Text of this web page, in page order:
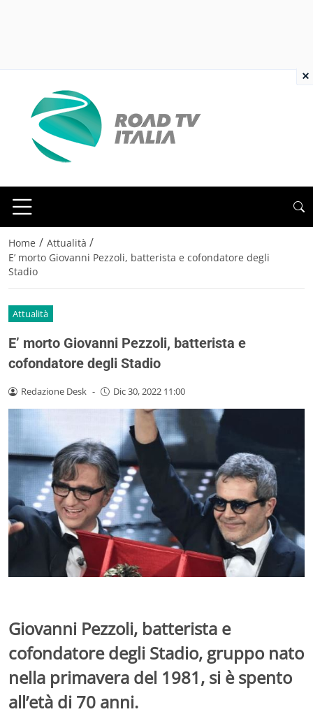
Home / Attualità /
E’ morto Giovanni Pezzoli, batterista e cofondatore degli
Stadio
Attualità
E’ morto Giovanni Pezzoli, batterista e
cofondatore degli Stadio
Redazione Desk - Dic 30, 2022 11:00
Giovanni Pezzoli, batterista e
cofondatore degli Stadio, gruppo nato
nella primavera del 1981, si è spento
all’età di 70 anni.
×